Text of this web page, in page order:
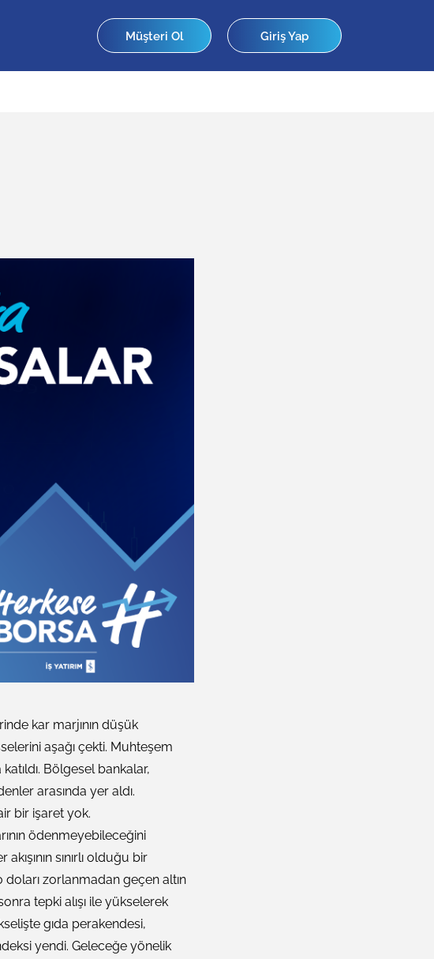
Müşteri Ol Giriş Yap
kar marjının düşük
aşağı çekti. Muhteşem
Bölgesel bankalar,
arasında yer aldı.
bir işaret yok.
ödenmeyebileceğini
sınırlı olduğu bir
zorlanmadan geçen altın
tepki alışı ile yükselerek
gıda perakendesi,
yendi. Geleceğe yönelik